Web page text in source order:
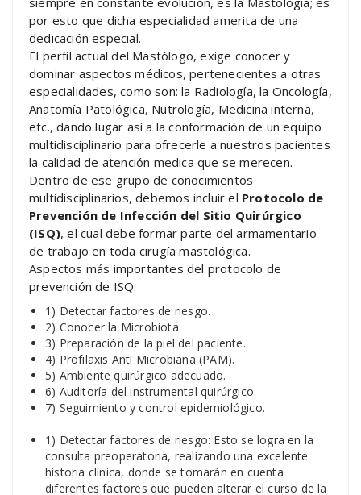
por esto que dicha especialidad amerita de una
dedicación especial.
El perfil actual del Mastólogo, exige conocer y
dominar aspectos médicos, pertenecientes a otras
especialidades, como son: la Radiología, la Oncología,
Anatomía Patológica, Nutrología, Medicina interna,
etc., dando lugar así a la conformación de un equipo
multidisciplinario para ofrecerle a nuestros pacientes
la calidad de atención medica que se merecen.
Dentro de ese grupo de conocimientos
multidisciplinarios, debemos incluir el Protocolo de
Prevención de Infección del Sitio Quirúrgico
(ISQ), el cual debe formar parte del armamentario
de trabajo en toda cirugía mastológica.
Aspectos más importantes del protocolo de
prevención de ISQ:
1) Detectar factores de riesgo.
2) Conocer la Microbiota.
3) Preparación de la piel del paciente.
4) Profilaxis Anti Microbiana (PAM).
5) Ambiente quirúrgico adecuado.
6) Auditoría del instrumental quirúrgico.
7) Seguimiento y control epidemiológico.
1) Detectar factores de riesgo: Esto se logra en la
consulta preoperatoria, realizando una excelente
historia clínica, donde se tomarán en cuenta
diferentes factores que pueden alterar el curso de la